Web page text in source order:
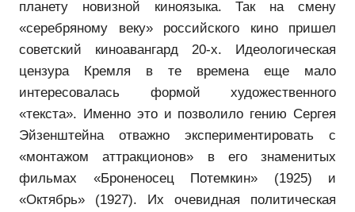
планету новизной киноязыка. Так на смену
«серебряному веку» российского кино пришел
советский киноавангард 20-х. Идеологическая
цензура Кремля в те времена еще мало
интересовалась формой художественного
«текста». Именно это и позволило гению Сергея
Эйзенштейна отважно экспериментировать с
«монтажом аттракционов» в его знаменитых
фильмах «Броненосец Потемкин» (1925) и
«Октябрь» (1927). Их очевидная политическая